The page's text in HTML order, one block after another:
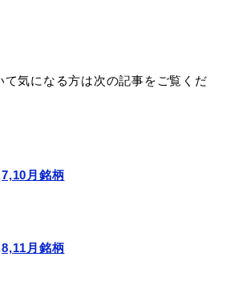
気になる方は次の記事をご覧くだ
月銘柄
月銘柄